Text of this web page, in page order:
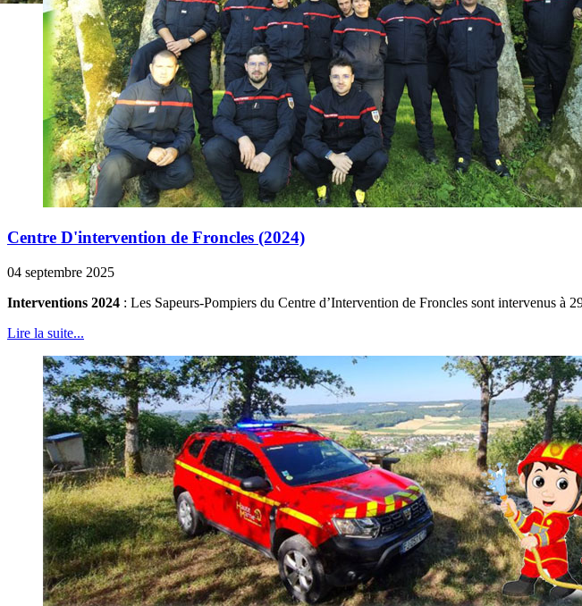
Centre D'intervention de Froncles (2024)
04 septembre 2025
Interventions 2024 : Les Sapeurs-Pompiers du Centre d’Intervention de Froncles sont intervenus à
Lire la suite...